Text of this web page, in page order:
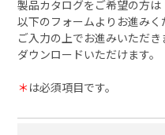
製品カタログをご希望の方は
以下のフォームよりお進みく
ご入力の上でお進みいただき
ダウンロードいただけます。
＊ は必須項目です。